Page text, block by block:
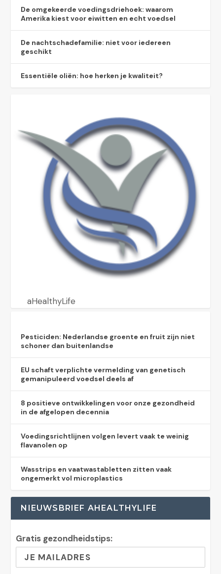
De omgekeerde voedingsdriehoek: waarom
Amerika kiest voor eiwitten en echt voedsel
De nachtschadefamilie: niet voor iedereen
geschikt
Essentiële oliën: hoe herken je kwaliteit?
aHealthyLife
Pesticiden: Nederlandse groente en fruit zijn niet
schoner dan buitenlandse
EU schaft verplichte vermelding van genetisch
gemanipuleerd voedsel deels af
8 positieve ontwikkelingen voor onze gezondheid
in de afgelopen decennia
Voedingsrichtlijnen volgen levert vaak te weinig
flavanolen op
Wasstrips en vaatwastabletten zitten vaak
ongemerkt vol microplastics
NIEUWSBRIEF AHEALTHYLIFE
Gratis gezondheidstips: